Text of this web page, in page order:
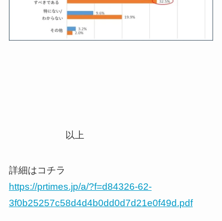
以上
詳細はコチラ
https://prtimes.jp/a/?f=d84326-62-
3f0b25257c58d4d4b0dd0d7d21e0f49d.pdf